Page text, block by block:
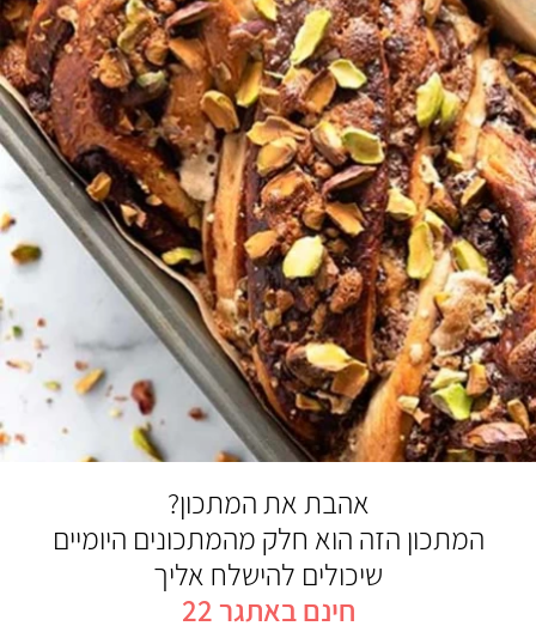
אהבת את המתכון?
המתכון הזה הוא חלק מהמתכונים היומיים
שיכולים להישלח אליך
חינם באתגר 22